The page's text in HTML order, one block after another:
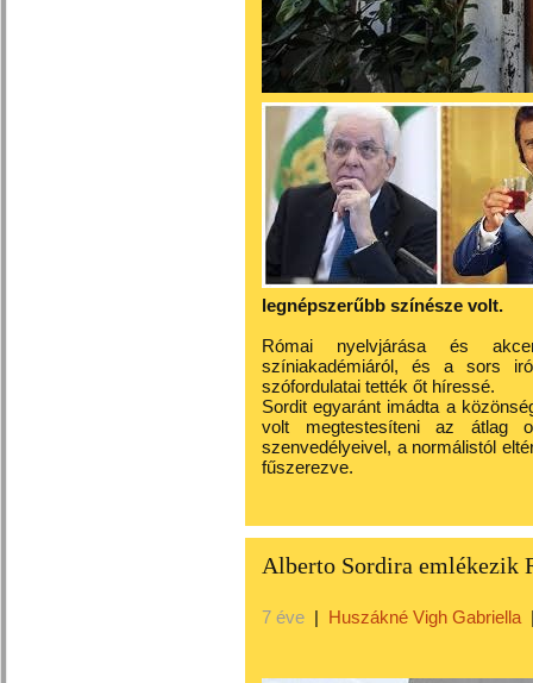
legnépszerűbb színésze volt.
Római nyelvjárása és
színiakadémiáról, és a sors
szófordulatai tették őt híressé.
Sordit egyaránt imádta a
volt megtestesíteni az átlag
szenvedélyeivel, a normálistól
fűszerezve.
Alberto Sordira emlékezik
7 éve | Huszákné Vigh Gabriella